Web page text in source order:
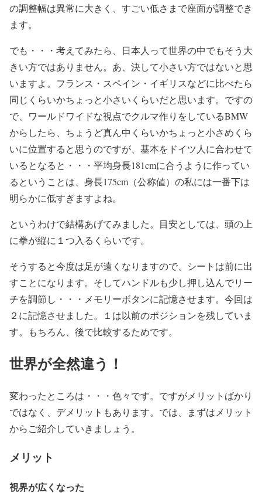
の調整幅は異常に大きく、すごい低さまで座面が調整でき
ます。
でも・・・考えてみたら、日本人って世界の中でもそう大
きい方ではありません。あ、決して小さい方ではないと思
いますよ。フランス・スペイン・イギリスなどに比べたら
同じくらいかちょっと小さいくらいだと思います。ですの
で、ワールドワイドな視点でクルマ作りをしているBMW
からしたら、ちょうど真ん中くらいかちょっと小さめくら
いに位置すると思うのですが、基本をドイツ人に合わせて
いるとなると・・・平均身長181cmに合うように作ってい
るということは、身長175cm（公称値）の私には一番下は
明らかに低すぎますよね。
というわけで結構あげてみました。目安としては、頭の上
に拳が縦に１つ入るくらいです。
そうすると今度は足が遠くなりますので、シートは前に出
すことになります。そしてハンドルも少し押し込んでリー
チを調節し・・・メモリーボタンに記憶させます。今回は
２に記憶させました。１は以前のポジションを残していま
す。もちろん、後で比較するためです。
世界が全然違う！
変わったところは・・・色々です。ですがメリットばかり
ではなく、デメリットもあります。では、まずはメリット
からご紹介していきましょう。
メリット
視界が広くなった